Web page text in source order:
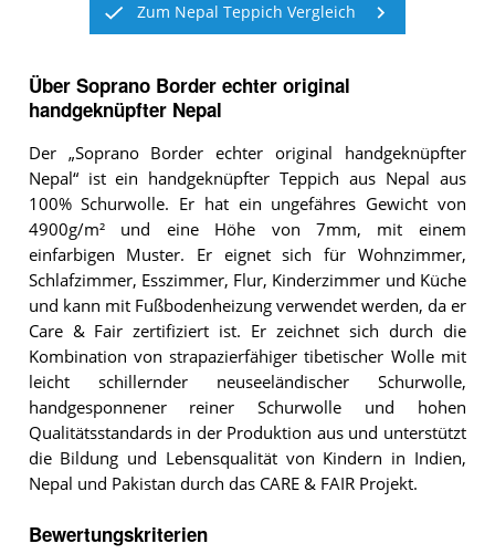
Zum Nepal Teppich Vergleich
Über Soprano Border echter original
handgeknüpfter Nepal
Der „Soprano Border echter original handgeknüpfter
Nepal“ ist ein handgeknüpfter Teppich aus Nepal aus
100% Schurwolle. Er hat ein ungefähres Gewicht von
4900g/m² und eine Höhe von 7mm, mit einem
einfarbigen Muster. Er eignet sich für Wohnzimmer,
Schlafzimmer, Esszimmer, Flur, Kinderzimmer und Küche
und kann mit Fußbodenheizung verwendet werden, da er
Care & Fair zertifiziert ist. Er zeichnet sich durch die
Kombination von strapazierfähiger tibetischer Wolle mit
leicht schillernder neuseeländischer Schurwolle,
handgesponnener reiner Schurwolle und hohen
Qualitätsstandards in der Produktion aus und unterstützt
die Bildung und Lebensqualität von Kindern in Indien,
Nepal und Pakistan durch das CARE & FAIR Projekt.
Bewertungskriterien